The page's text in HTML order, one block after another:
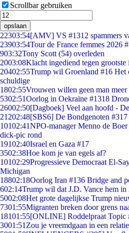
Scrollbar gebruiken
opslaan
22303:54[AMV] VS #1312 spammers
23903:54Tour de France femmes 2026
903:32Tony Scott (54) overleden
2003:08Klacht ingediend tegen
20402:55Trump wil Groenland #16 Het
schuldige
1802:55Vrouwen willen geen man meer
5302:51Oorlog in Oekraïne #1318
26002:50[Dagboek] Veel aan hoofd -
21202:48[SBS6] De Bondgenoten #317
10102:41NPO-manager Menno de
dick-pic rond
19102:40Israel en Gaza #17
3502:38Hoe kom je van egels af?
10102:29Progressieve Democraat El-
Michigan
18802:18Oorlog Iran #136 Bridge and
602:14Trump wil dat J.D. Vance hem
5002:08Het grote dagelijkse Trump
7301:55Migranten breken door grens
18101:55[ONLINE] Roddelpraat Topic
3001:51 Zou je vreemdgaan in een